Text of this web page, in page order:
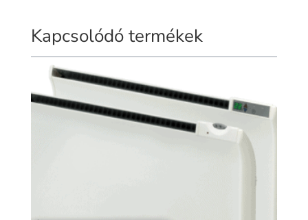
Kapcsolódó termékek